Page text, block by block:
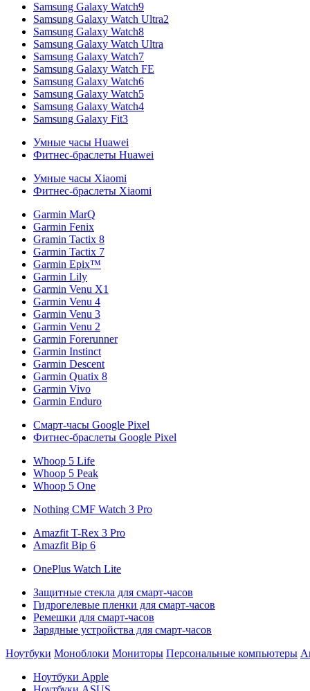
Samsung Galaxy Watch9
Samsung Galaxy Watch Ultra2
Samsung Galaxy Watch8
Samsung Galaxy Watch Ultra
Samsung Galaxy Watch7
Samsung Galaxy Watch FE
Samsung Galaxy Watch6
Samsung Galaxy Watch5
Samsung Galaxy Watch4
Samsung Galaxy Fit3
Умные часы Huawei
Фитнес-браслеты Huawei
Умные часы Xiaomi
Фитнес-браслеты Xiaomi
Garmin MarQ
Garmin Fenix
Gramin Tactix 8
Garmin Tactix 7
Garmin Epix™
Garmin Lily
Garmin Venu X1
Garmin Venu 4
Garmin Venu 3
Garmin Venu 2
Garmin Forerunner
Garmin Instinct
Garmin Descent
Garmin Quatix 8
Garmin Vivo
Garmin Enduro
Смарт-часы Google Pixel
Фитнес-браслеты Google Pixel
Whoop 5 Life
Whoop 5 Peak
Whoop 5 One
Nothing CMF Watch 3 Pro
Amazfit T-Rex 3 Pro
Amazfit Bip 6
OnePlus Watch Lite
Защитные стекла для смарт-часов
Гидрогелевые пленки для смарт-часов
Ремешки для смарт-часов
Зарядные устройства для смарт-часов
Ноутбуки Моноблоки Мониторы Персональные компьютеры
Ноутбуки Apple